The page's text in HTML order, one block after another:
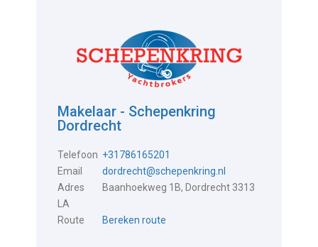
Makelaar - Schepenkring
Dordrecht
Telefoon +31786165201
Email
dordrecht@schepenkring.nl
Adres
Baanhoekweg 1B, Dordrecht 3313
LA
Route
Bereken route